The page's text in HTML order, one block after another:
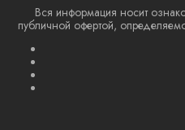
Вся информация носит
публичной офертой,